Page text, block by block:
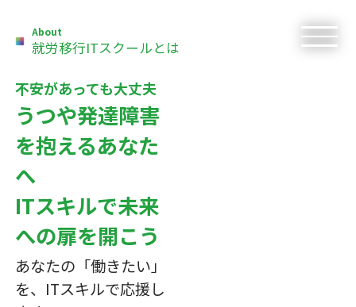
About
就労移行ITスクールとは
不安があっても大丈夫
うつや発達障害
を抱えるあなた
へ
ITスキルで未来
への扉を開こう
あなたの「働きたい」
を、ITスキルで応援し